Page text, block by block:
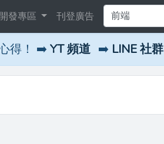
開發專區 刊登廣告
得！ ➡️ YT 頻道 ➡️ LINE 社群